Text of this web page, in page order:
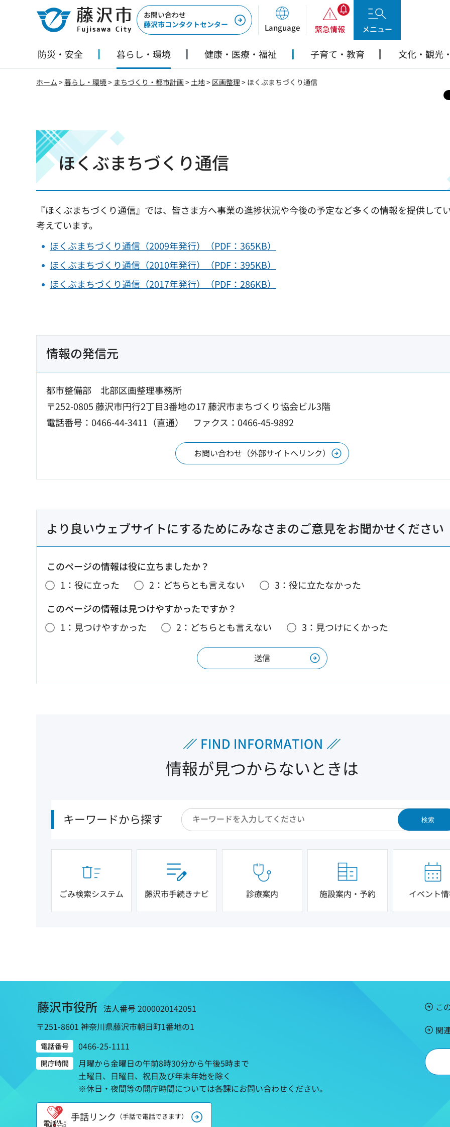
藤沢市
お問い合わせ
藤沢市コンタクトセンター
Language 緊急情報 メニュー
防災・安全 暮らし・環境 健康・医療・福祉 子育て・教育 文化・観光
ホーム >暮らし・環境> まちづくり・都市計画>土地> 区画整理> ほくぶまちづくり通信
ほくぶまちづくり通信
『ほくぶまちづくり通信』では、皆さま方へ事業の進捗状況や今後の予定など多くの情報を提供して
考えています。
ほくぶまちづくり通信（2009年発行）（PDF：365KB）
ほくぶまちづくり通信（2010年発行）（PDF：395KB）
ほくぶまちづくり通信（2017年発行）（PDF：286KB）
情報の発信元
都市整備部 北部区画整理事務所
〒252-0805 藤沢市円行2丁目3番地の17 藤沢市まちづくり協会ビル3階
電話番号：0466-44-3411（直通）
ファクス：0466-45-9892
お問い合わせ（外部サイトへリンク）
より良いウェブサイトにするためにみなさまのご意見をお聞かせください
このページの情報は役に立ちましたか？
1：役に立った
2：どちらとも言えない
3：役に立たなかった
このページの情報は見つけやすかったですか？
1：見つけやすかった
2：どちらとも言えない 3：見つけにくかった
情報が見つからないときは
キーワードから探す 検索
ごみ検索システム 藤沢市手続きナビ 診療案内 施設案内・予約 イベント
藤沢市役所 法人番号 2000020142051
〒251-8601 神奈川県藤沢市朝日町1番地の1
電話番号 0466-25-1111
開庁時間
月曜から金曜日の午前8時30分から午後5時まで
土曜日、日曜日、祝日及び年末年始を除く
※休日・夜間等の開庁時間については各課にお問い合わせください。
手話リンク （手話で電話できます）
こ
関